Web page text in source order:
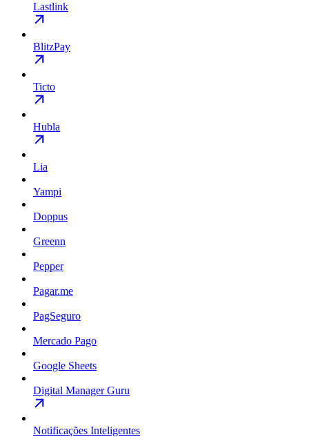
Lastlink
BlitzPay
Ticto
Hubla
Lia
Yampi
Doppus
Greenn
Pepper
Pagar.me
PagSeguro
Mercado Pago
Google Sheets
Digital Manager Guru
Notificações Inteligentes